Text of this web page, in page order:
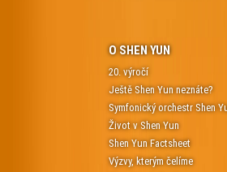
O SHEN YUN
20. výročí
Ještě Shen Yun neznáte?
Symfonický orchestr Shen
Život v Shen Yun
Shen Yun Factsheet
Výzvy, kterým čelíme